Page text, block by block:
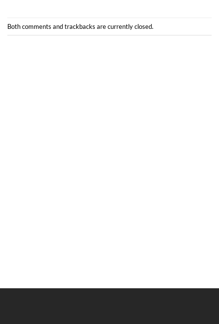
Both comments and trackbacks are currently closed.